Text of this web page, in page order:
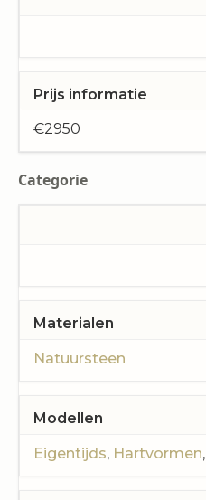
Prijs informatie
€2950
Categorie
Materialen
Natuursteen
Modellen
Eigentijds, Hartvormen,